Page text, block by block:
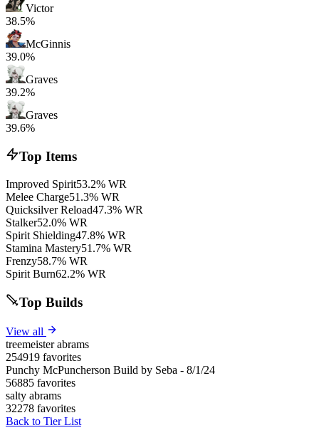
Victor
38.5%
McGinnis
39.0%
Graves
39.2%
Graves
39.6%
Top Items
Improved Spirit53.2% WR
Melee Charge51.3% WR
Quicksilver Reload47.3% WR
Stalker52.0% WR
Spirit Shielding47.8% WR
Stamina Mastery51.7% WR
Frenzy58.7% WR
Spirit Burn62.2% WR
Top Builds
View all
treemeister abrams
254919 favorites
Punchy McPuncherson Build by Seba - 8/1/24
56885 favorites
salty abrams
32278 favorites
Back to Tier List